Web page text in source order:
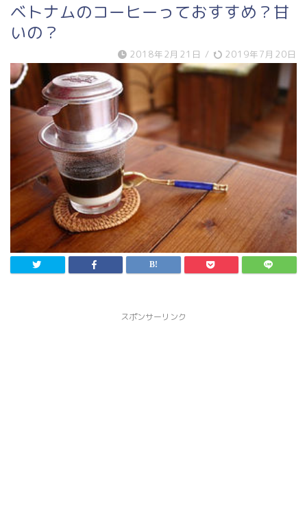
ベトナムのコーヒーっておすすめ？甘
いの？
2018年2月21日 / 2019年7月20日
スポンサーリンク